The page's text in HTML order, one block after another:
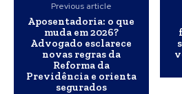
Previous article
Aposentadoria: o que
muda em 2026?
Advogado esclarece
novas regras da
Reforma da
Previdência e orienta
segurados